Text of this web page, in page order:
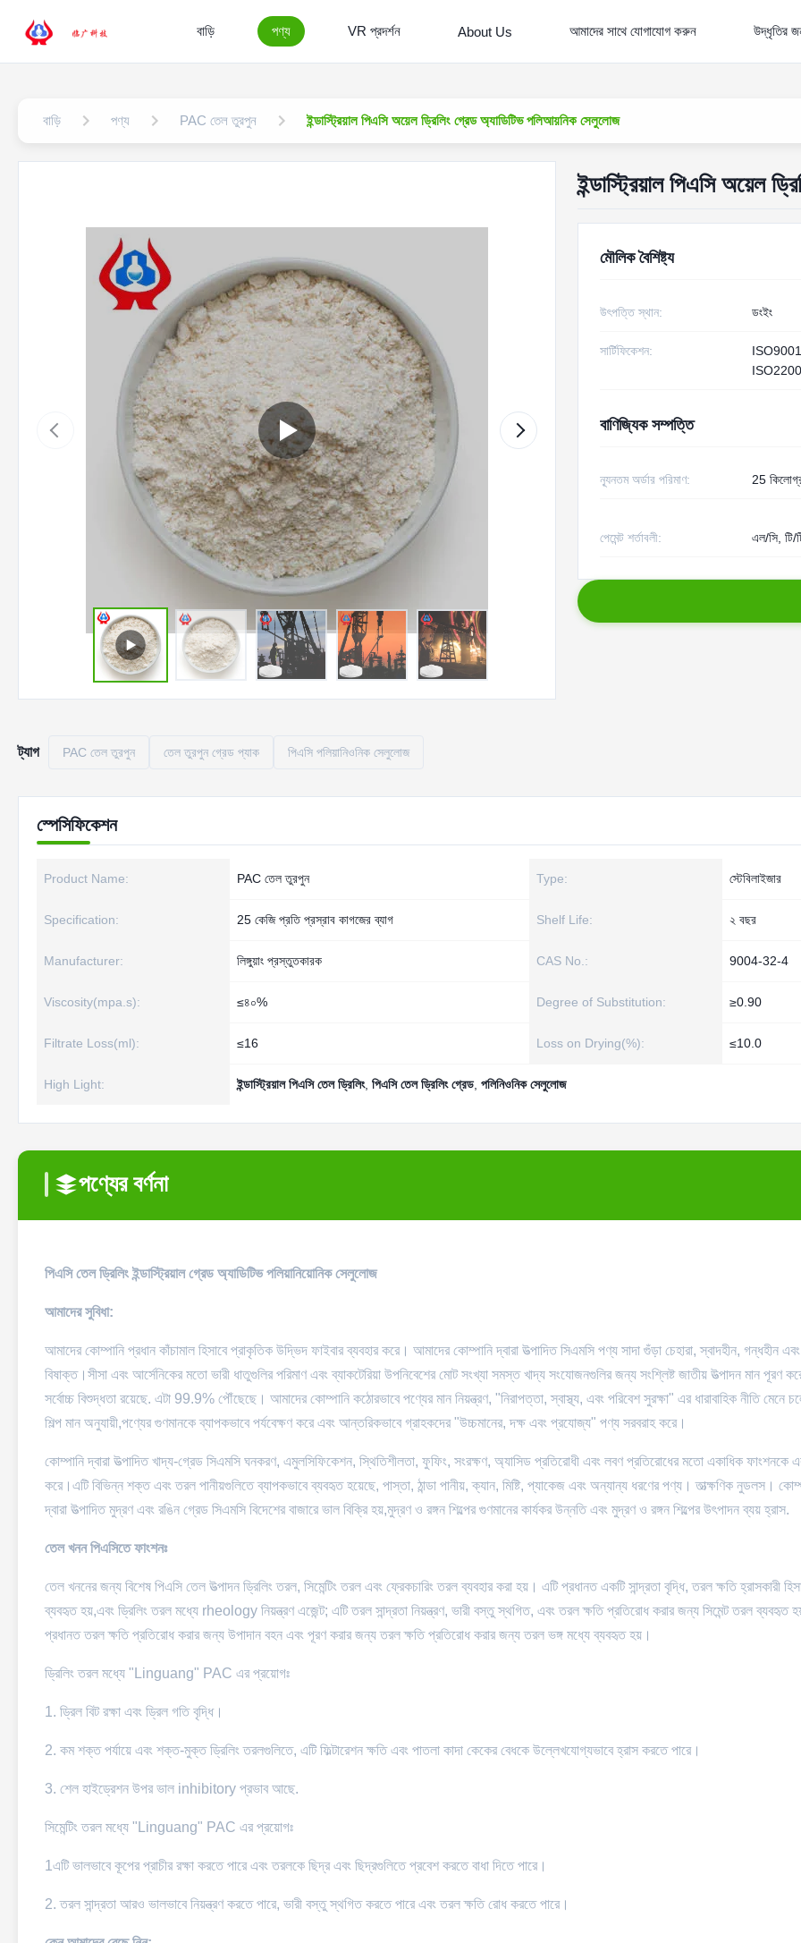
বাড়ি পণ্য VR প্রদর্শন About Us আমাদের সাথে যোগাযোগ করুন উদ্ধৃতির
বাড়ি পণ্য PAC তেল তুরপুন ইন্ডাস্ট্রিয়াল পিএসি অয়েল ড্রিলিং গ্রেড অ্যাডিটিভ পলিআয়নিক সেলুলোজ
ইন্ডাস্ট্রিয়াল পিএসি অয়েল
মৌলিক বৈশিষ্ট্য
উৎপত্তি স্থান: ডংইং
সার্টিফিকেশন:
বাণিজ্যিক সম্পত্তি
ন্যূনতম অর্ডার পরিমাণ: 25
পেমেন্ট শর্তাবলী: এল/সি, টি/
ট্যাগ PAC তেল তুরপুন তেল তুরপুন গ্রেড প্যাক পিএসি পলিয়ানিওনিক সেলুলোজ
স্পেসিফিকেশন
Product Name: PAC তেল তুরপুন Type: স্টেবিলাইজার
Specification: 25 কেজি প্রতি প্রস্রাব কাগজের ব্যাগ Shelf Life: ২ বছর
Manufacturer: লিঙ্গুয়াং প্রস্তুতকারক CAS No.: 9004-32-4
Viscosity(mpa.s): ≤৪০% Degree of Substitution: ≥0.90
Filtrate Loss(ml): ≤16 Loss on Drying(%): ≤10.0
High Light: ইন্ডাস্ট্রিয়াল পিএসি তেল ড্রিলিং, পিএসি তেল ড্রিলিং গ্রেড, পলিনিওনিক সেলুলোজ
পণ্যের বর্ণনা
পিএসি তেল ড্রিলিং ইন্ডাস্ট্রিয়াল গ্রেড অ্যাডিটিভ পলিয়ানিয়োনিক সেলুলোজ
আমাদের সুবিধা:
আমাদের কোম্পানি প্রধান কাঁচামাল হিসাবে প্রাকৃতিক উদ্ভিদ ফাইবার ব্যবহার করে। আমাদের কোম্পানি দ্বারা উত্পাদিত সিএমসি পণ্য সাদা গুঁড়া চেহারা, স্বাদহীন, গন্ধহীন
বিষাক্ত।সীসা এবং আর্সেনিকের মতো ভারী ধাতুগুলির পরিমাণ এবং ব্যাকটেরিয়া উপনিবেশের মোট সংখ্যা সমস্ত খাদ্য সংযোজনগুলির জন্য সংশ্লিষ্ট জাতীয় উত্পাদন মান পূরণ
সর্বোচ্চ বিশুদ্ধতা রয়েছে. এটা 99.9% পৌঁছেছে। আমাদের কোম্পানি কঠোরভাবে পণ্যের মান নিয়ন্ত্রণ, "নিরাপত্তা, স্বাস্থ্য, এবং পরিবেশ সুরক্ষা" এর ধারাবাহিক নীতি মেনে
শিল্প মান অনুযায়ী,পণ্যের গুণমানকে ব্যাপকভাবে পর্যবেক্ষণ করে এবং আন্তরিকভাবে গ্রাহকদের "উচ্চমানের, দক্ষ এবং প্রযোজ্য" পণ্য সরবরাহ করে।
কোম্পানি দ্বারা উত্পাদিত খাদ্য-গ্রেড সিএমসি ঘনকরণ, এমুলসিফিকেশন, স্থিতিশীলতা, ফুফিং, সংরক্ষণ, অ্যাসিড প্রতিরোধী এবং লবণ প্রতিরোধের মতো একাধিক ফাংশনকে
করে।এটি বিভিন্ন শক্ত এবং তরল পানীয়গুলিতে ব্যাপকভাবে ব্যবহৃত হয়েছে, পাস্তা, ঠান্ডা পানীয়, ক্যান, মিষ্টি, প্যাকেজ এবং অন্যান্য ধরণের পণ্য। তাত্ক্ষণিক নুডলস।
দ্বারা উত্পাদিত মুদ্রণ এবং রঙিন গ্রেড সিএমসি বিদেশের বাজারে ভাল বিক্রি হয়,মুদ্রণ ও রঙ্গন শিল্পের গুণমানের কার্যকর উন্নতি এবং মুদ্রণ ও রঙ্গন শিল্পের উৎপাদন ব্যয় হ্রাস.
তেল খনন পিএসিতে ফাংশনঃ
তেল খননের জন্য বিশেষ পিএসি তেল উত্পাদন ড্রিলিং তরল, সিমেন্টিং তরল এবং ফ্রেকচারিং তরল ব্যবহার করা হয়। এটি প্রধানত একটি সান্দ্রতা বৃদ্ধি, তরল ক্ষতি হ্রাসকারী
ব্যবহৃত হয়,এবং ড্রিলিং তরল মধ্যে rheology নিয়ন্ত্রণ এজেন্ট; এটি তরল সান্দ্রতা নিয়ন্ত্রণ, ভারী বস্তু স্থগিত, এবং তরল ক্ষতি প্রতিরোধ করার জন্য সিমেন্ট তরল ব্যবহৃত
প্রধানত তরল ক্ষতি প্রতিরোধ করার জন্য উপাদান বহন এবং পূরণ করার জন্য তরল ক্ষতি প্রতিরোধ করার জন্য তরল ভঙ্গ মধ্যে ব্যবহৃত হয়।
ড্রিলিং তরল মধ্যে "Linguang" PAC এর প্রয়োগঃ
1. ড্রিল বিট রক্ষা এবং ড্রিল গতি বৃদ্ধি।
2. কম শক্ত পর্যায়ে এবং শক্ত-মুক্ত ড্রিলিং তরলগুলিতে, এটি ফিল্টারেশন ক্ষতি এবং পাতলা কাদা কেকের বেধকে উল্লেখযোগ্যভাবে হ্রাস করতে পারে।
3. শেল হাইড্রেশন উপর ভাল inhibitory প্রভাব আছে.
সিমেন্টিং তরল মধ্যে "Linguang" PAC এর প্রয়োগঃ
1এটি ভালভাবে কূপের প্রাচীর রক্ষা করতে পারে এবং তরলকে ছিদ্র এবং ছিদ্রগুলিতে প্রবেশ করতে বাধা দিতে পারে।
2. তরল সান্দ্রতা আরও ভালভাবে নিয়ন্ত্রণ করতে পারে, ভারী বস্তু স্থগিত করতে পারে এবং তরল ক্ষতি রোধ করতে পারে।